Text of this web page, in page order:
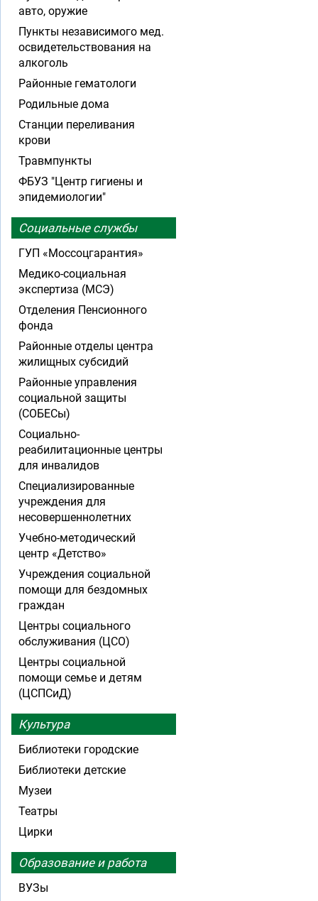
авто, оружие
Пункты независимого мед.
освидетельствования на
алкоголь
Районные гематологи
Родильные дома
Станции переливания
крови
Травмпункты
ФБУЗ "Центр гигиены и
эпидемиологии"
Социальные службы
ГУП «Моссоцгарантия»
Медико-социальная
экспертиза (МСЭ)
Отделения Пенсионного
фонда
Районные отделы центра
жилищных субсидий
Районные управления
социальной защиты
(СОБЕСы)
Социально-
реабилитационные центры
для инвалидов
Специализированные
учреждения для
несовершеннолетних
Учебно-методический
центр «Детство»
Учреждения социальной
помощи для бездомных
граждан
Центры социального
обслуживания (ЦСО)
Центры социальной
помощи семье и детям
(ЦСПСиД)
Культура
Библиотеки городские
Библиотеки детские
Музеи
Театры
Цирки
Образование и работа
ВУЗы